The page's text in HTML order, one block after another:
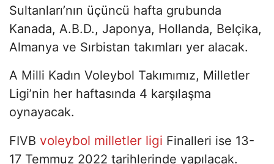
Sultanları’nın üçüncü hafta grubunda
Kanada, A.B.D., Japonya, Hollanda, Belçika,
Almanya ve Sırbistan takımları yer alacak.
A Milli Kadın Voleybol Takımımız, Milletler
Ligi’nin her haftasında 4 karşılaşma
oynayacak.
FIVB voleybol milletler ligi Finalleri ise 13-
17 Temmuz 2022 tarihlerinde yapılacak.